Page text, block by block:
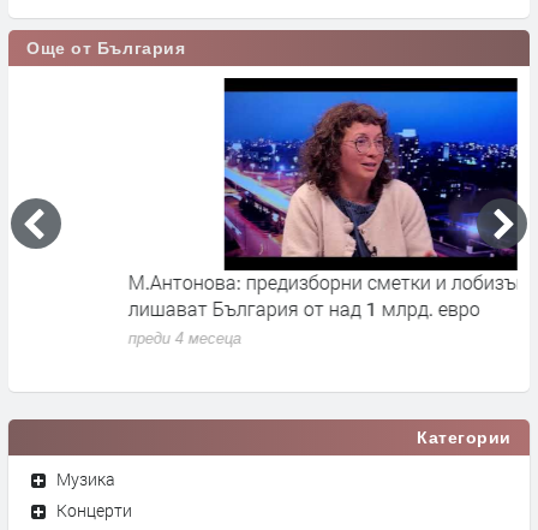
Още от България
М.Антонова: предизборни сметки и лобизъм
лишават България от над 1 млрд. евро
преди 4 месеца
Категории
Музика
Концерти